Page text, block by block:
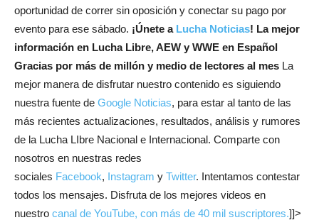
oportunidad de correr sin oposición y conectar su pago por
evento para ese sábado. ¡Únete a Lucha Noticias! La mejor
información en Lucha Libre, AEW y WWE en Español
Gracias por más de millón y medio de lectores al mes La
mejor manera de disfrutar nuestro contenido es siguiendo
nuestra fuente de Google Noticias, para estar al tanto de las
más recientes actualizaciones, resultados, análisis y rumores
de la Lucha LIbre Nacional e Internacional. Comparte con
nosotros en nuestras redes
sociales Facebook, Instagram y Twitter. Intentamos contestar
todos los mensajes. Disfruta de los mejores videos en
nuestro canal de YouTube, con más de 40 mil suscriptores.]]>